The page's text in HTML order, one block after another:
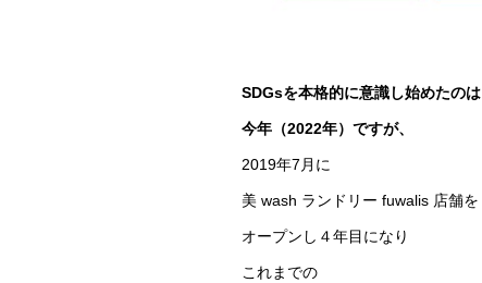
SDGsを本格的に意識し始めたのは
今年（2022年）ですが、
2019年7月に
美 wash ランドリー fuwalis 店舗を
オープンし４年目になり
これまでの